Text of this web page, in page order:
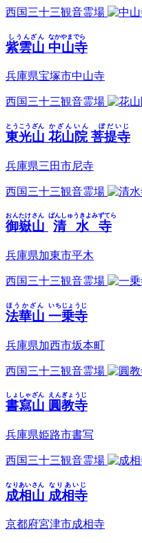
西国三十三観音霊場
紫雲山
しうんざん
中山寺
なかやまでら
兵庫県宝塚市中山寺
西国三十三観音霊場
東光山
とうこうざん
花山院 菩提寺
かざんいん ぼだいじ
兵庫県三田市尼寺
西国三十三観音霊場
御嶽山
おんたけさん
清水寺
ばんしゅうきよみずてら
兵庫県加東市平木
西国三十三観音霊場
法華山
ほうかざん
一乗寺
いちじょうじ
兵庫県加西市坂本町
西国三十三観音霊場
書寫山
しょしゃざん
圓教寺
えんぎょうじ
兵庫県姫路市書写
西国三十三観音霊場
成相山
なりあいさん
成相寺
なりあいじ
京都府宮津市成相寺